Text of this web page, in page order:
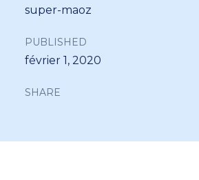
super-maoz
PUBLISHED
février 1, 2020
SHARE